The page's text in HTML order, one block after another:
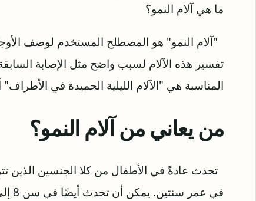
ما هي آلام النمو؟
"آلام النمو" هو المصطلح المستخدم لوصف
تفسير هذه الآلام لسبب واضح مثل الإصابة
المناسبة هي "الآلام الليلية الحميدة في الأطراف"
من يعاني من آلام النمو؟